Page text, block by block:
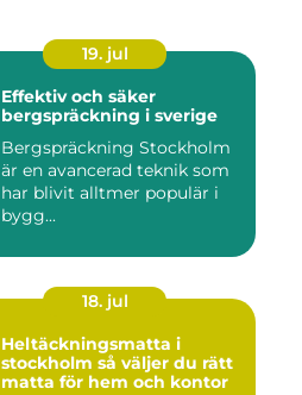
19. jul
Effektiv och säker
bergspräckning i sverige
Bergspräckning Stockholm
är en avancerad teknik som
har blivit alltmer populär i
bygg...
18. jul
Heltäckningsmatta i
stockholm så väljer du rätt
matta för hem och kontor